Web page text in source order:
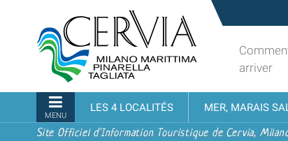
contenu.
à
navigation
turistico
ufficiale
Cervia,
Milano
Marittima,
Pinarella,
arriver
Navigation
MENU
LES 4 LOCALITÉS MER, MARAIS
Site Officiel d'Information Touristique de Cervia,